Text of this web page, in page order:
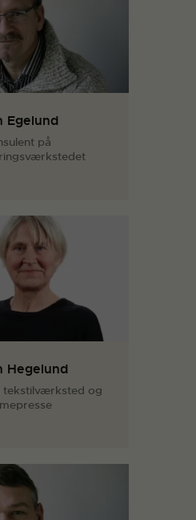
Egelund
på
Hegelund
tekstilværksted og